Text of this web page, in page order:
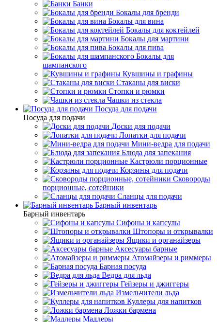
Банки
Бокалы для бренди
Бокалы для вина
Бокалы для коктейлей
Бокалы для мартини
Бокалы для пива
Бокалы для
шампанского
Кувшины и графины
Стаканы для виски
Стопки и рюмки
Чашки из стекла
Посуда для подачи
Посуда для подачи
Доски для подачи
Лопатки для подачи
Мини-ведра для подачи
Блюда для запекания
Кастрюли порционные
Корзины для подачи
Сковороды
порционные, сотейники
Сланцы для подачи
Барный инвентарь
Барный инвентарь
Сифоны и капсулы
Штопоры и открывалки
Ящики и органайзеры
Аксесуары барные
Атомайзеры и риммеры
Барная посуда
Ведра для льда
Гейзеры и джиггеры
Измельчители льда
Куллеры для напитков
Ложки бармена
Мадлеры